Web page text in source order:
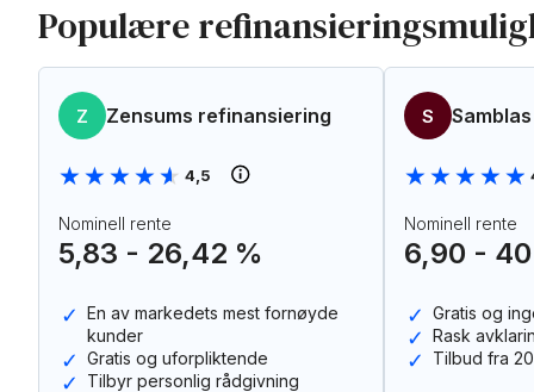
Populære
Z Zensums refinansiering
★★★★★
★★★★★ 4,5
Nominell rente
5,83 - 26,42 %
En av markedets mest fornøyde
kunder
Gratis og uforpliktende
Tilbyr personlig rådgivning
S
★★★★★
★★★★★
Nominell rente
6,90 -
Gratis og
Rask
Tilbud fra